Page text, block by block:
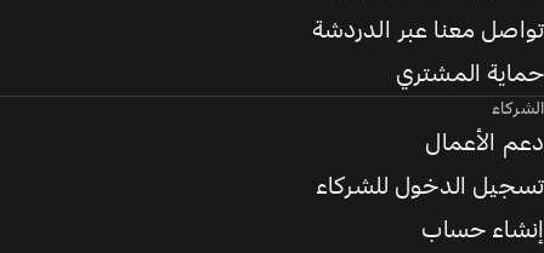
تواصل معنا عبر الدردشة
حماية المشتري
الشركاء
دعم الأعمال
تسجيل الدخول للشركاء
إنشاء حساب